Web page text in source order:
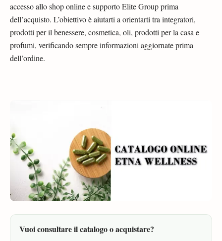
accesso allo shop online e supporto Elite Group prima
dell’acquisto. L’obiettivo è aiutarti a orientarti tra integratori,
prodotti per il benessere, cosmetica, oli, prodotti per la casa e
profumi, verificando sempre informazioni aggiornate prima
dell’ordine.
Vuoi consultare il catalogo o acquistare?